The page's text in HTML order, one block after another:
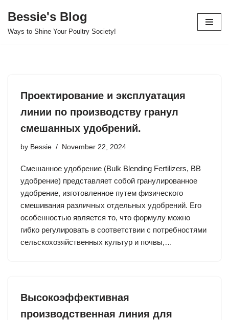
Skip
Bessie's Blog
Ways to Shine Your Poultry Society!
Проектирование и эксплуатация
линии по производству гранул
смешанных удобрений.
by Bessie November 22, 2024
Смешанное удобрение (Bulk Blending Fertilizers, BB
удобрение) представляет собой гранулированное
удобрение, изготовленное путем физического
смешивания различных отдельных удобрений. Его
особенностью является то, что формулу можно
гибко регулировать в соответствии с потребностями
сельскохозяйственных культур и почвы,…
Высокоэффективная
производственная линия для